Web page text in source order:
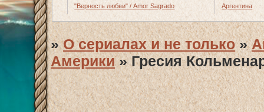
"Верность любви" / Amor Sagrado Аргентина
»О сериалах и не только »
Америки »Гресия